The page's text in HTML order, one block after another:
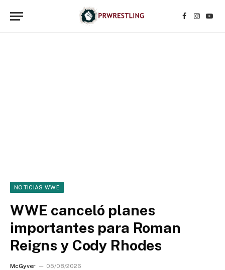
Facebook
NOTICIAS WWE
WWE canceló planes
importantes para Roman
Reigns y Cody Rhodes
McGyver 05/08/2026